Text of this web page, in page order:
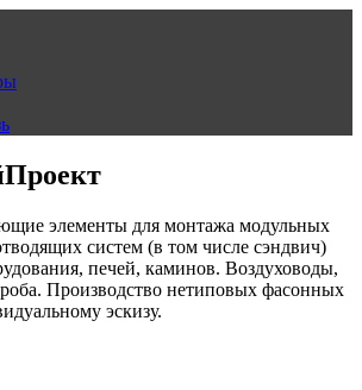
элементы для монтажа модульных
систем (в том числе сэндвич)
печей, каминов. Воздуховоды,
Производство нетиповых фасонных
эскизу.